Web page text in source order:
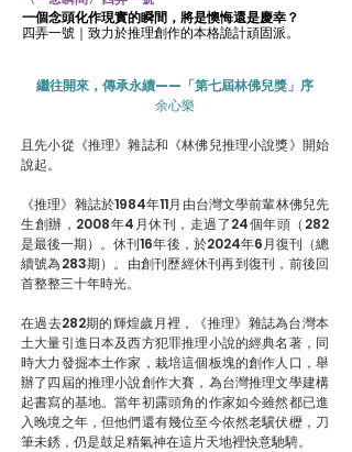
一個念頭化作現實的瞬間，將是懊悔還是慶幸？
四弄一號｜致力於推理創作的本格詭計頑固派。
繼往開來，傳承永續——「第七屆林佛兒獎」序
余心樂
且先小從《推理》雜誌和《林佛兒推理小說獎》開始
說起。
《推理》雜誌於1984年11月由台灣文學前輩林佛兒先
生創辦，2008年4月休刊，走過了24個年頭（282
是最後一期）。休刊16年後，於2024年6月復刊（總
續號為283期）。由創刊歷經休刊再到復刊，前後回
首整整三十年時光。
在過去282期的輝煌歲月裡，《推理》雜誌為台灣本
土大量引進日本及西方犯罪推理小說的經典名著，同
時大力發掘本土作家，栽培這個板塊的創作人口，舉
辦了四屆的推理小說創作大賽，為台灣推理文學建構
起書寫的基地。當年初露頭角的作家如今雖然都已進
入晚境之年，但他們還有幾位至今依然老驥伏櫪，刀
筆未銹，仍是鼓足精氣神在這片天地裡快意馳騁。